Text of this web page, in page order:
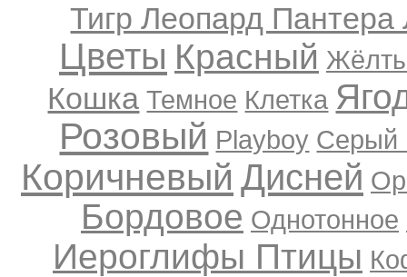
Тигр Леопард
Цветы Красный
Кошка Темное Клетка
Розовый Playboy Серый
Коричневый Дисней
Бордовое Однотонное
Иероглифы Птицы